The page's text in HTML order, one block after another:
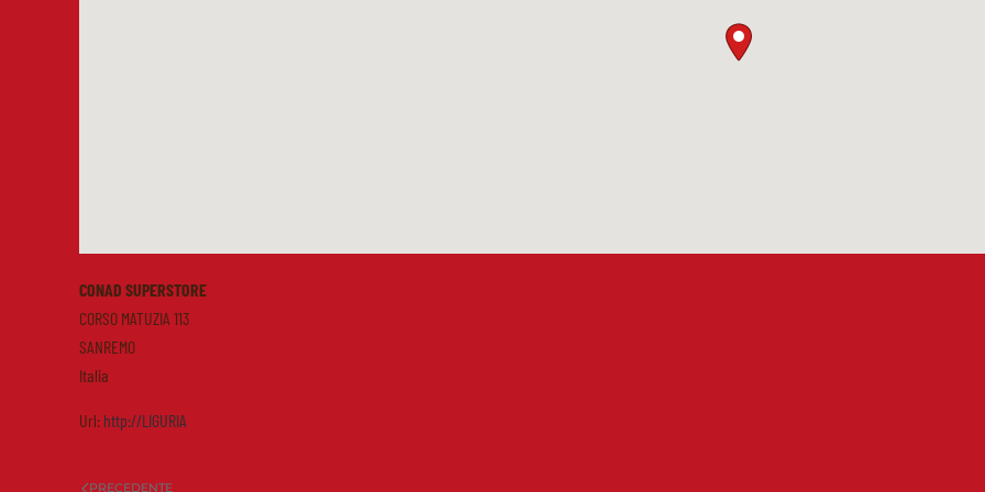
CONAD SUPERSTORE
CORSO MATUZIA 113
SANREMO
Italia
Url: http://LIGURIA
PRECEDENTE